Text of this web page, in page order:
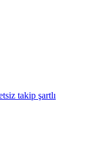
takip şartlı